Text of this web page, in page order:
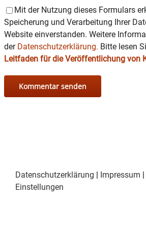
eine Jungbürger-Versammlung
(Sitzungssaal) statt
https://www.wasserburg.de/
innenversammlung
Mit der Nutzung dieses Formulars
Speicherung und Verarbeitung Ihrer
Website einverstanden. Weitere
der Datenschutzerklärung. Bitte lesen
Leitfaden für die Veröffentlichung von
Datenschutzerklärung | Impressum |
Einstellungen